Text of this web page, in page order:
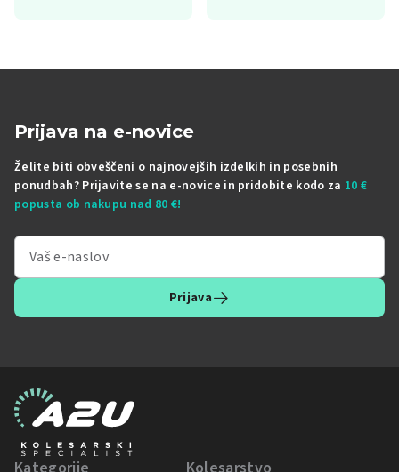
Prijava na e-novice
Želite biti obveščeni o najnovejših izdelkih in posebnih
ponudbah? Prijavite se na e-novice in pridobite kodo za 10 €
popusta ob nakupu nad 80 €!
Prijava